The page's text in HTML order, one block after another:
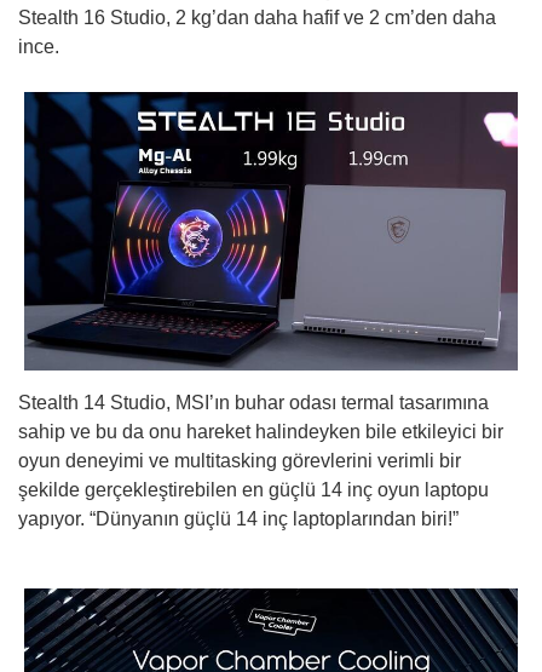
Stealth 16 Studio, 2 kg’dan daha hafif ve 2 cm’den daha
ince.
Stealth 14 Studio, MSI’ın buhar odası termal tasarımına
sahip ve bu da onu hareket halindeyken bile etkileyici bir
oyun deneyimi ve multitasking görevlerini verimli bir
şekilde gerçekleştirebilen en güçlü 14 inç oyun laptopu
yapıyor. “Dünyanın güçlü 14 inç laptoplarından biri!”